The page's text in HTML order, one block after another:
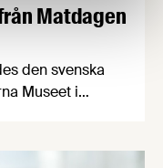
Matdagen
den svenska
Museet i
av alla de